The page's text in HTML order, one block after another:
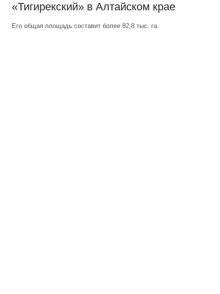
«Тигирекский» в Алтайском крае
Его общая площадь составит более 82,8 тыс. га.